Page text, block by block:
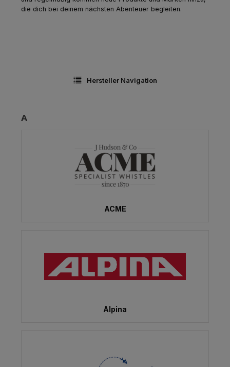
die dich bei deinem nächsten Abenteuer begleiten.
Hersteller Navigation
A
ACME
Alpina